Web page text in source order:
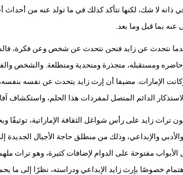
عنه بما قبل وما بعد.
نتحدث عن زايد فنحن نتحدث عن شخص وعن فكرة،
ومستقبله، متجذرة ومتحدية ومتطلعة. والشخص
الإمارات. مضيفا أن إرث زايد يتحدث عن نفسه بنفسه،
الدائم المتصل لمفردات هذا الحلم، واستكشاف
تراث زايد على رأس شواغل الثقافة الإماراتية، توثيقًا
والإبداعي، وذلك من منطلق حاجة الأجيال
الأبواب مفتوحة على الدوام لإضافات كثيرة، وهو تراث
خصوصًا بإرث زايد الإبداعي ودراسته، نظرًا إلى